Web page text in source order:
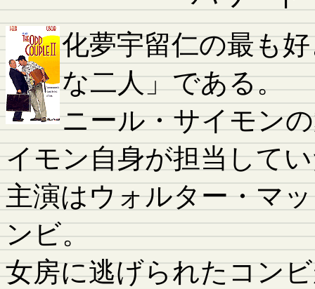
化夢宇留仁の最も
な二人」である。
ニール・サイモン
イモン自身が担当して
主演はウォルター・マ
ンビ。
女房に逃げられたコン